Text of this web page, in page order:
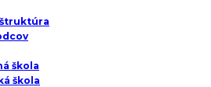
škola
škola